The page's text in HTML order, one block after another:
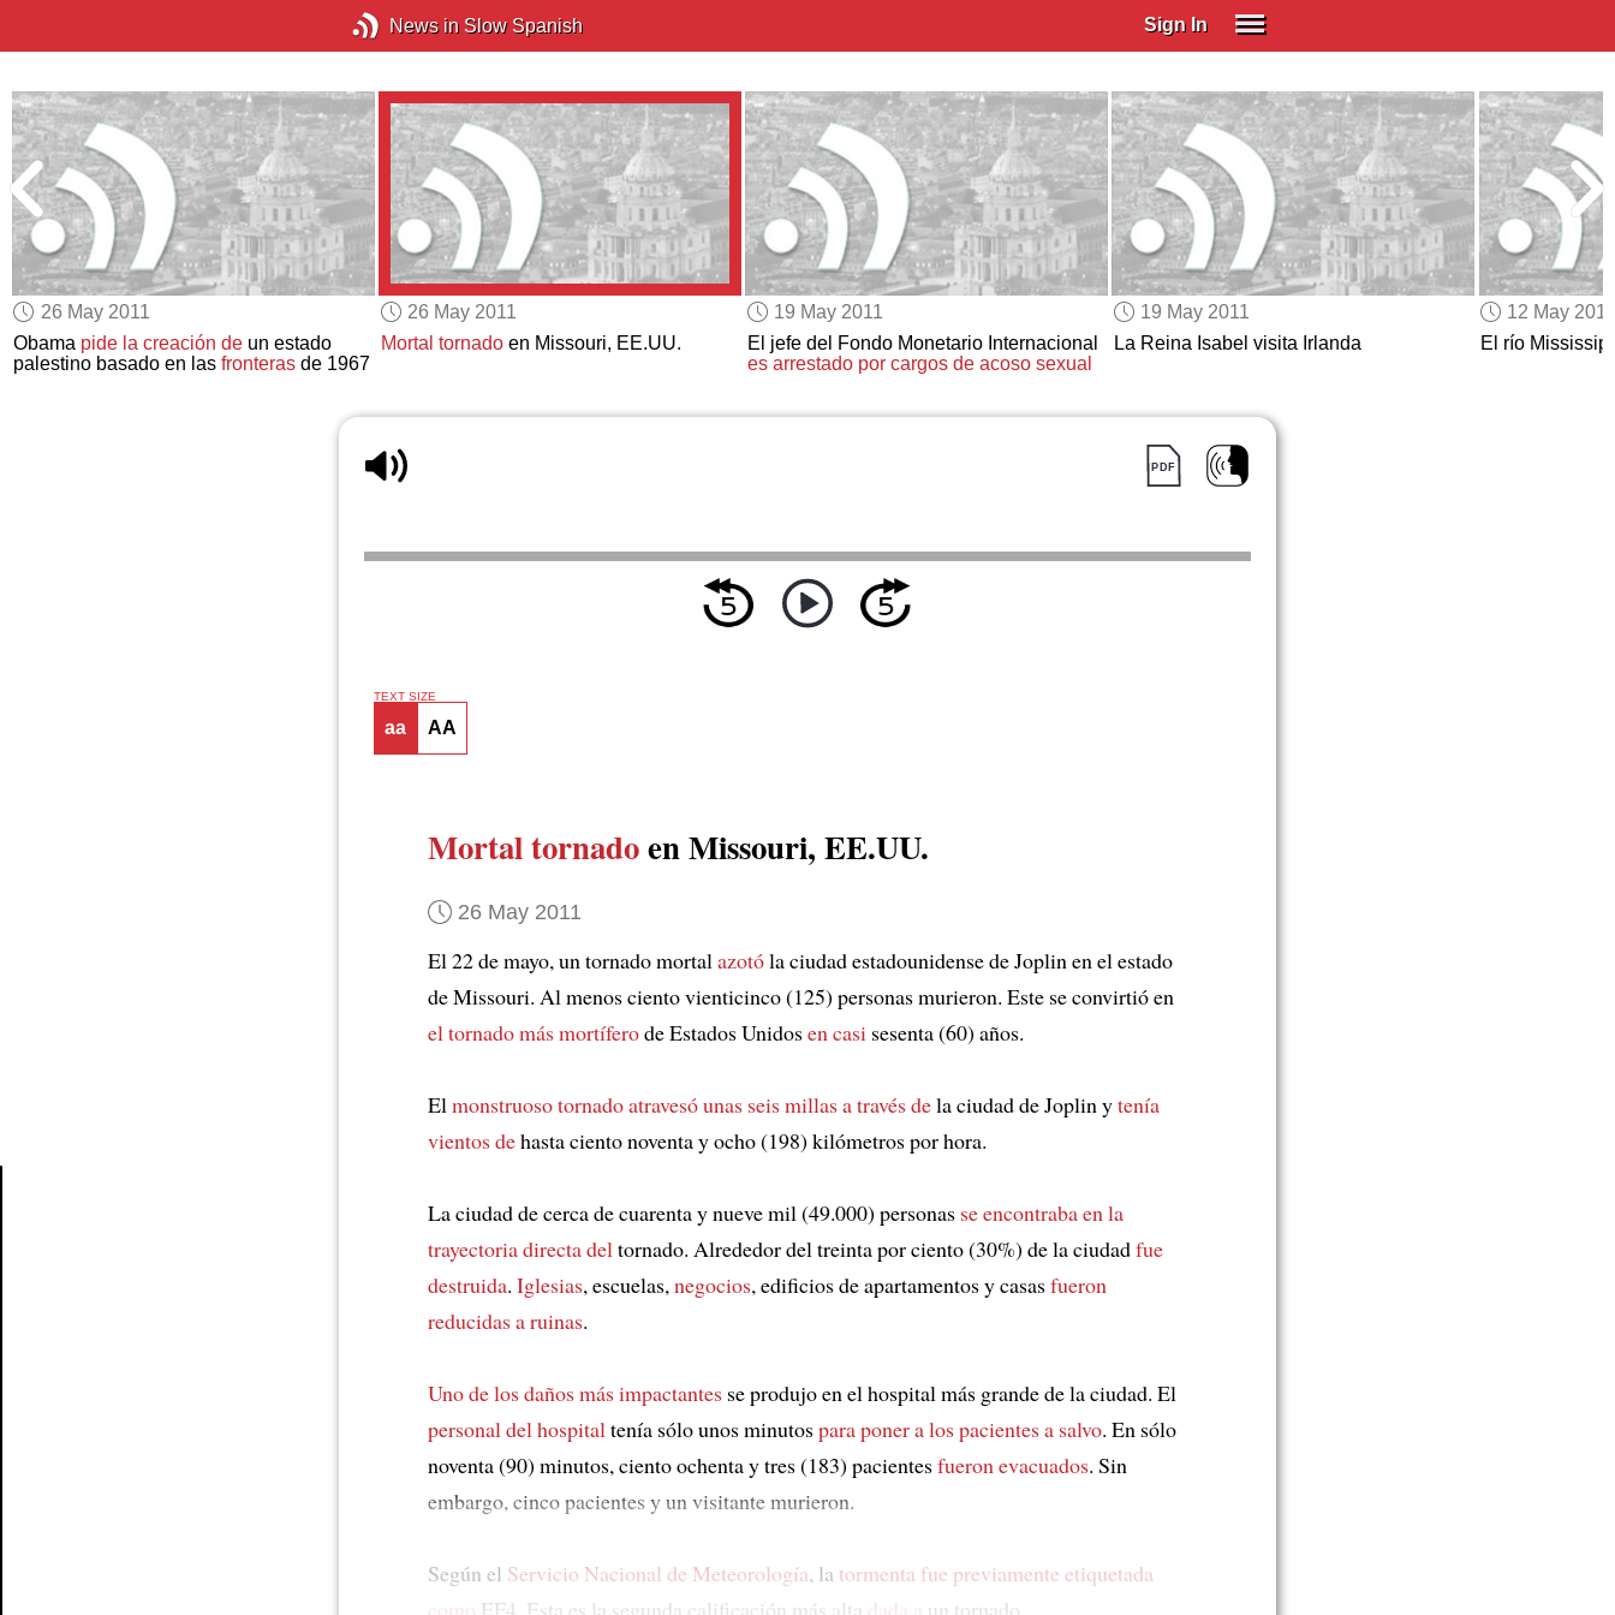
News in Slow Spanish Sign In
Spanish (Spain)
Spanish (Latino)
SUBSCRIBE
EDUCATIONAL LICENSES
GIFT CARDS
OTHER LANGUAGES
26 May 2011
Obama pide la creación de un estado
palestino basado en lasfronteras de 1967
26 May 2011
Mortal tornadoen Missouri, EE.UU.
19 May 2011
El jefe del Fondo Monetario Internacional
es arrestado por cargos de acoso sexual
19 May 2011
La Reina Isabel visita Irlanda
12 May
El río
TEXT SIZE
aa AA
Mortal tornadoen Missouri, EE.UU.
26 May 2011
El 22 de mayo, un tornado mortalazotóla ciudad estadounidense de Joplin en el estado
de Missouri. Al menos ciento vienticinco (125) personas murieron. Este se convirtió en
el tornado más mortíferode Estados Unidosen casi sesenta (60) años.
Elmonstruoso tornadoatravesó unas seis millas a través dela ciudad de Joplin ytenía
vientos dehasta ciento noventa y ocho (198) kilómetros por hora.
La ciudad de cerca de cuarenta y nueve mil (49.000) personas se encontraba en la
trayectoria directa deltornado. Alrededor del treinta por ciento (30%) de la ciudadfue
destruida. Iglesias, escuelas,negocios, edificios de apartamentos y casasfueron
reducidas a ruinas.
Uno de los daños más impactantes se produjo en el hospital más grande de la ciudad. El
personal del hospitaltenía sólo unos minutospara poner a los pacientes a salvo. En sólo
noventa (90) minutos, ciento ochenta y tres (183) pacientesfueron evacuados. Sin
embargo, cinco pacientes y un visitante murieron.
Según el Servicio Nacional de Meteorología, la tormenta fue previamente etiquetada